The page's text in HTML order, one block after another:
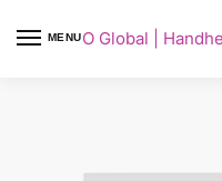
MENU
AYANEO Global |